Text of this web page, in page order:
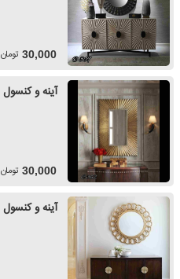
30,000 تومان
آینه و کنسول
30,000 تومان
آینه و کنسول